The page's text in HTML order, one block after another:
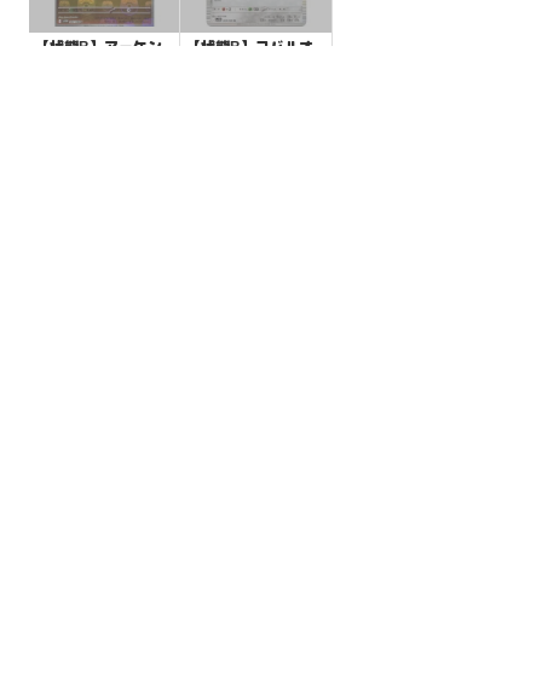
【状態B】アーケン
【状態B】コバルオ